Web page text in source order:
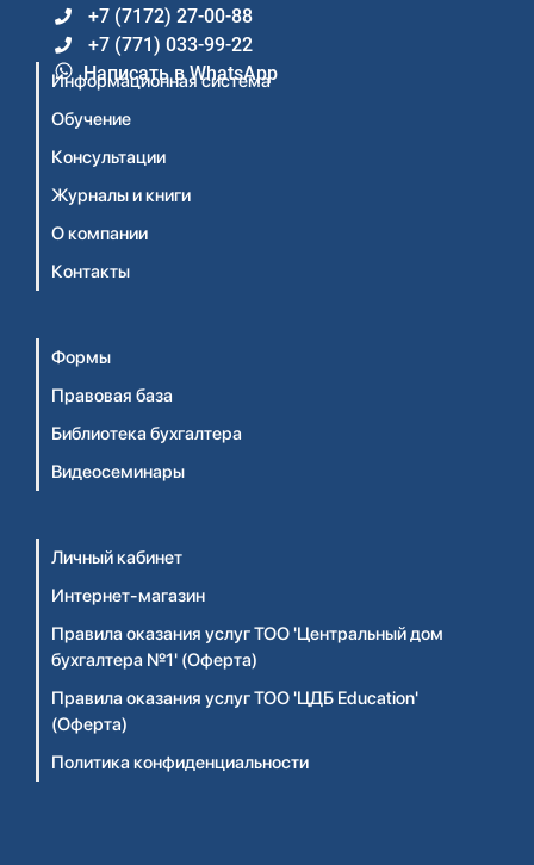
+7 (7172) 27-00-88
+7 (771) 033-99-22
Написать в WhatsApp
Информационная система
Обучение
Консультации
Журналы и книги
О компании
Контакты
Формы
Правовая база
Библиотека бухгалтера
Видеосеминары
Личный кабинет
Интернет-магазин
Правила оказания услуг ТОО 'Центральный дом
бухгалтера №1' (Оферта)
Правила оказания услуг ТОО 'ЦДБ Education'
(Оферта)
Политика конфиденциальности